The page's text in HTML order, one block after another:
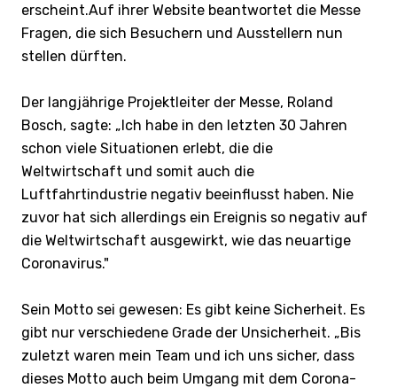
erscheint.Auf ihrer Website beantwortet die Messe
Fragen, die sich Besuchern und Ausstellern nun
stellen dürften.
Der langjährige Projektleiter der Messe, Roland
Bosch, sagte: „Ich habe in den letzten 30 Jahren
schon viele Situationen erlebt, die die
Weltwirtschaft und somit auch die
Luftfahrtindustrie negativ beeinflusst haben. Nie
zuvor hat sich allerdings ein Ereignis so negativ auf
die Weltwirtschaft ausgewirkt, wie das neuartige
Coronavirus."
Sein Motto sei gewesen: Es gibt keine Sicherheit. Es
gibt nur verschiedene Grade der Unsicherheit. „Bis
zuletzt waren mein Team und ich uns sicher, dass
dieses Motto auch beim Umgang mit dem Corona-